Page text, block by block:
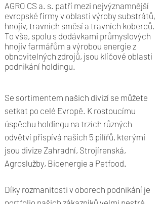
AGRO CS a. s. patří mezi nejvýznamnější
evropské firmy v oblasti výroby substrátů,
hnojiv, travních směsí a travních koberců.
To vše, spolu s dodávkami průmyslových
hnojiv farmářům a výrobou energie z
obnovitelných zdrojů, jsou klíčové oblasti
podnikání holdingu.​​​
Se sortimentem našich divizí se můžete
setkat po celé Evropě. K rostoucímu
úspěchu holdingu na trzích různých
odvětví přispívá našich 5 pilířů, kterými
jsou divize Zahradní, Strojírenská,
Agroslužby, Bioenergie a Petfood.
Díky rozmanitosti v oborech podnikání je